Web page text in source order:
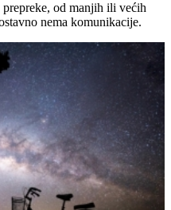
od manjih ili većih
nema komunikacije.